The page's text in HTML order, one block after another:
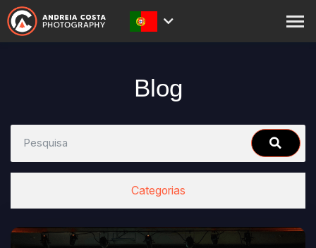
ACADEMY
EXPEDIÇÕES
CONTACTOS
Blog
Categorias